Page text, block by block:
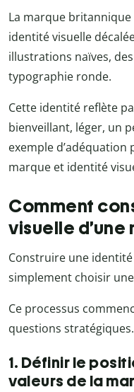
La marque
identité visuelle
illustrations naïves,
typographie ronde.
Cette identité reflète
bienveillant, léger, un
exemple
marque et identité
Comment
visuelle d’une
Construire une
simplement choisir
Ce processus
questions stratégiques.
1. Définir le
valeurs de la